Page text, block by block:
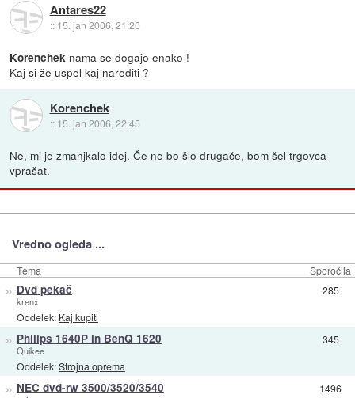
Antares22
:: 15. jan 2006, 21:20
Korenchek nama se dogajo enako !
Kaj si že uspel kaj narediti ?
Korenchek
:: 15. jan 2006, 22:45
Ne, mi je zmanjkalo idej. Če ne bo šlo drugače, bom šel trgovca
vprašat.
Vredno ogleda ...
Tema Sporočila
» Dvd pekač
krenx
Oddelek: Kaj kupiti
285
» Philips 1640P in BenQ 1620
Quikee
Oddelek:Strojna oprema
345
» NEC dvd-rw 3500/3520/3540 1496